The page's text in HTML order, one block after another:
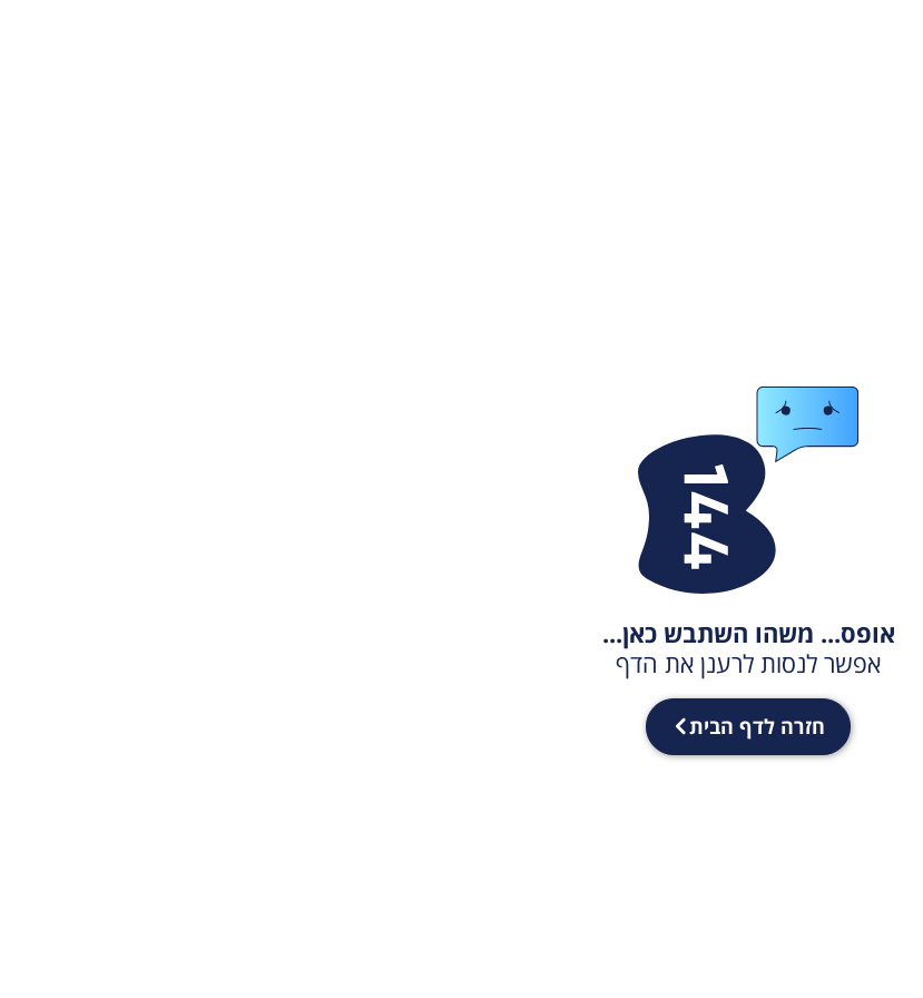
אופס... משהו השתבש כאן...
אפשר לנסות לרענן את הדף
חזרה לדף הבית